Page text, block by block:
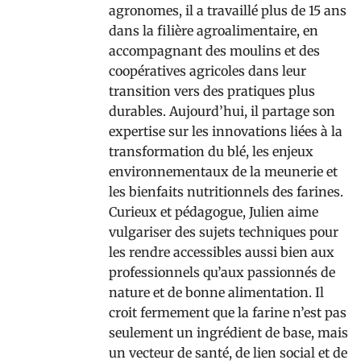
agronomes, il a travaillé plus de 15 ans
dans la filière agroalimentaire, en
accompagnant des moulins et des
coopératives agricoles dans leur
transition vers des pratiques plus
durables. Aujourd’hui, il partage son
expertise sur les innovations liées à la
transformation du blé, les enjeux
environnementaux de la meunerie et
les bienfaits nutritionnels des farines.
Curieux et pédagogue, Julien aime
vulgariser des sujets techniques pour
les rendre accessibles aussi bien aux
professionnels qu’aux passionnés de
nature et de bonne alimentation. Il
croit fermement que la farine n’est pas
seulement un ingrédient de base, mais
un vecteur de santé, de lien social et de